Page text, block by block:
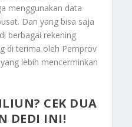
menggunakan data
Dan yang bisa saja
berbagai rekening
di terima oleh Pemprov
lebih mencerminkan
CEK DUA
DEDI INI!